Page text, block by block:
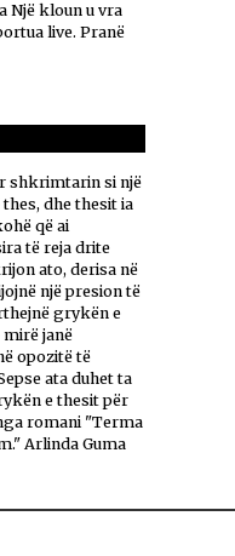
Një kloun u vra
live. Pranë
shkrimtarin si një
dhe thesit ia
që ai
të reja drite
ato, derisa në
një presion të
grykën e
janë
opozitë të
ata duhet ta
e thesit për
romani "Terma
Arlinda Guma